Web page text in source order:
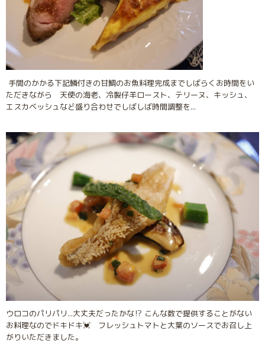
手間のかかる下記鱗付きの甘鯛のお魚料理完成までしばらくお時間をい
ただきながら 天使の海老、冷製仔羊ロースト、テリーヌ、キッシュ、
エスカベッシュなど盛り合わせでしばしば時間調整を...
ウロコのパリパリ...大丈夫だったかな⁉︎ こんな数で提供することがない
お料理なのでドキドキ💓 フレッシュトマトと大葉のソースでお召し上
がりいただきました。